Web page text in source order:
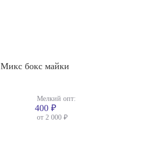
Микс бокс майки
Мелкий опт:
400 ₽
от 2 000 ₽